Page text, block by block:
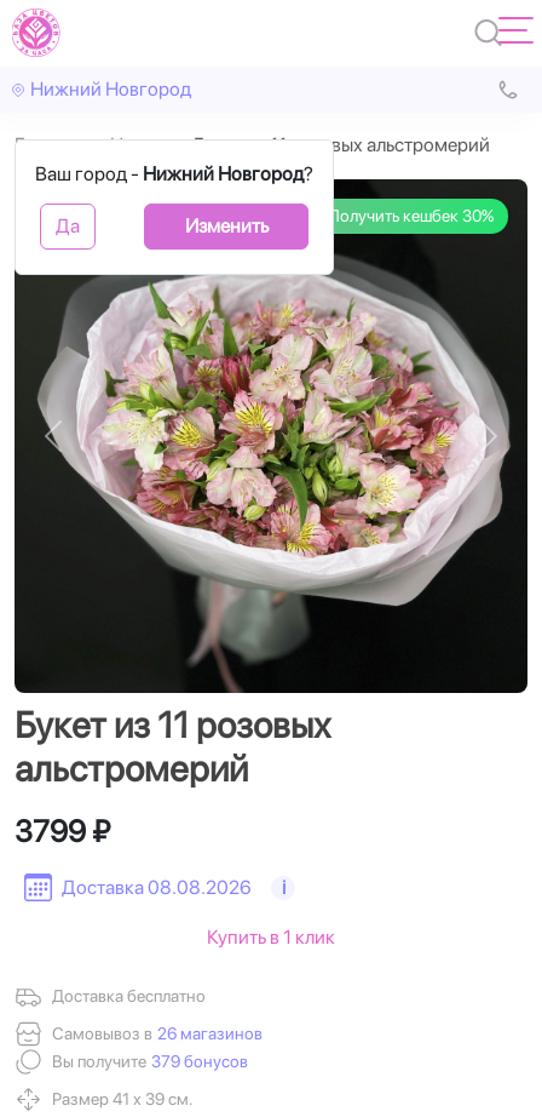
Нижний Новгород
Ваш город - Нижний Новгород?
Да Изменить
Главная Цветы Букет из 11 розовых альстромерий
Получить кешбек 30%
Назад
Букет из 11 розовых
альстромерий
Доставка 08.08.2026 i
3799 ₽
Доставка бесплатно
Самовывоз в 26 магазинов
Вы получите 379 бонусов
Размер 41 х 39 см.
Купить в 1 клик